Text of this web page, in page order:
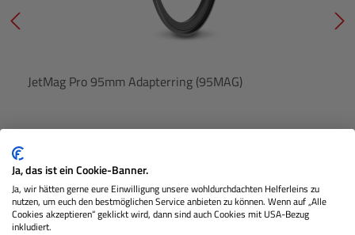
JetMag Pro 95mm Adapterring (95MAG)
Preis € 27,99
Ja, das ist ein Cookie-Banner.
Ja, wir hätten gerne eure Einwilligung unsere wohldurchdachten Helferleins zu
nutzen, um euch den bestmöglichen Service anbieten zu können. Wenn auf „Alle
Cookies akzeptieren“ geklickt wird, dann sind auch Cookies mit USA-Bezug
inkludiert.